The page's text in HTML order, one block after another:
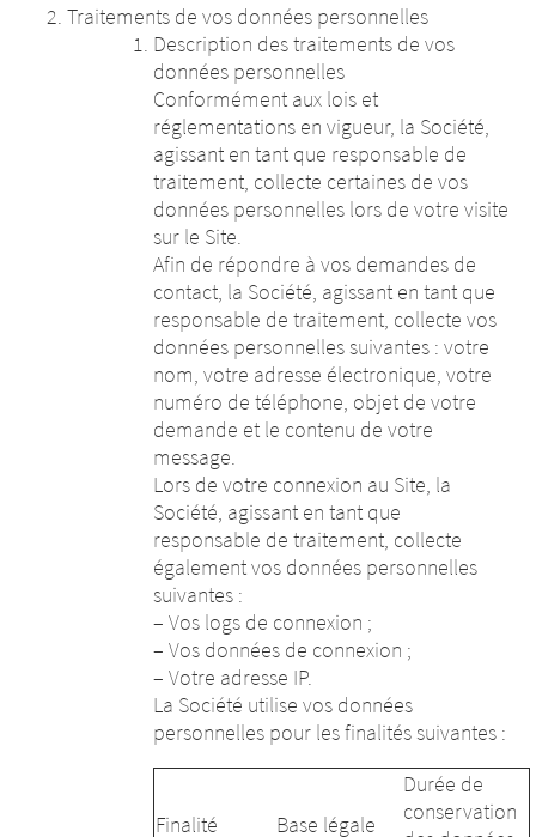
Traitements de vos données personnelles
Description des traitements de vos
données personnelles
Conformément aux lois et
réglementations en vigueur, la Société,
agissant en tant que responsable de
traitement, collecte certaines de vos
données personnelles lors de votre visite
sur le Site.
Afin de répondre à vos demandes de
contact, la Société, agissant en tant que
responsable de traitement, collecte vos
données personnelles suivantes : votre
nom, votre adresse électronique, votre
numéro de téléphone, objet de votre
demande et le contenu de votre
message.
Lors de votre connexion au Site, la
Société, agissant en tant que
responsable de traitement, collecte
également vos données personnelles
suivantes :
– Vos logs de connexion ;
– Vos données de connexion ;
– Votre adresse IP.
La Société utilise vos données
personnelles pour les finalités suivantes :
Finalité Base légale
Durée de
conservation